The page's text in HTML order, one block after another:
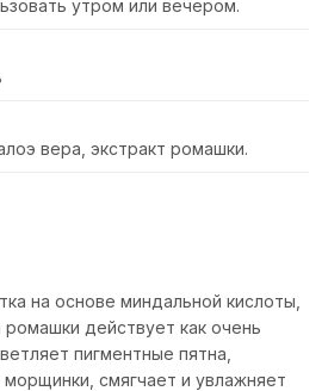
утром или вечером.
вера, экстракт ромашки.
на основе миндальной кислоты,
ромашки действует как очень
пигментные пятна,
смягчает и увлажняет